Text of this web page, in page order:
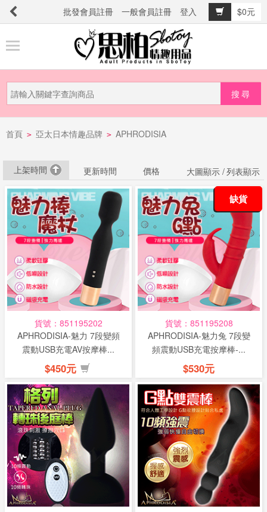
批發會員註冊 一般會員註冊 登入
$0元
品
新
品
市
提
防
詐
電
話
或
簡
發
說
明
首頁 > 亞太日本情趣品牌 > APHRODISIA
上架時間 更新時間 價格 大圖顯示 /列表顯示
貨號：851195202
APHRODISIA-魅力 7段變頻
震動USB充電AV按摩棒...
$450元
貨號：851195208
APHRODISIA-魅力兔 7段變
頻震動USB充電按摩棒-...
$530元
缺貨